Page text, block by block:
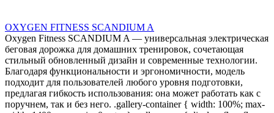
OXYGEN FITNESS SCANDIUM A
Oxygen Fitness SCANDIUM A — универсальная электрическая
беговая дорожка для домашних тренировок, сочетающая
стильный обновленный дизайн и современные технологии.
Благодаря функциональности и эргономичности, модель
подходит для пользователей любого уровня подготовки,
предлагая гибкость использования: она может работать как с
поручнем, так и без него. .gallery-container { width: 100%; max-